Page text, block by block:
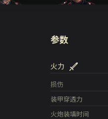
参数
火力
损伤
装甲穿透力
火炮装填时间